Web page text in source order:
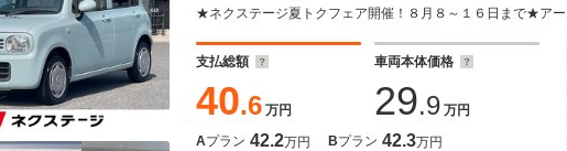
ー ヘッドライトレベライザー
支払総額
40.6 万円
車両本体価格
29.9 万円
Aプラン 42.2万円 Bプラン 42.3万円